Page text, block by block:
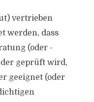
vertrieben
werden, dass
(oder -
geprüft wird,
geeignet (oder